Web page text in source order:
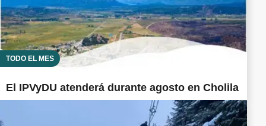
TODO EL MES
El IPVyDU atenderá durante agosto en Cholila